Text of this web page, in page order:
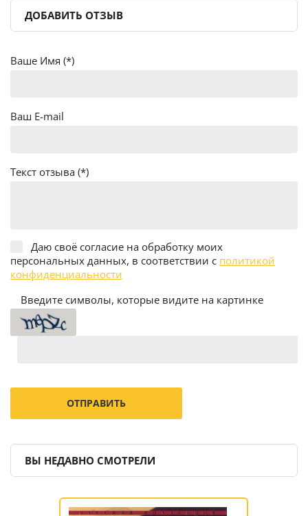
ДОБАВИТЬ ОТЗЫВ
Ваше Имя (*)
Ваш E-mail
Текст отзыва (*)
Даю своё согласие на обработку моих
персональных данных, в соответствии с политикой
конфиденциальности
Введите символы, которые видите на картинке
ВЫ НЕДАВНО СМОТРЕЛИ